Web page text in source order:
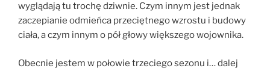
wyglądają tu trochę dziwnie. Czym innym jest jednak
zaczepianie odmieńca przeciętnego wzrostu i budowy
ciała, a czym innym o pół głowy większego wojownika.
Obecnie jestem w połowie trzeciego sezonu i… dalej